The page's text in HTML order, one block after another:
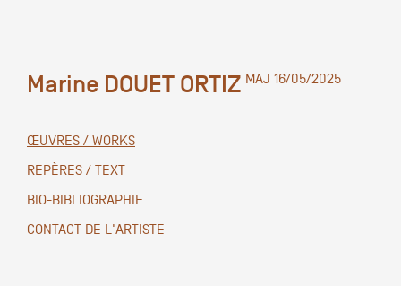
Équipe
Marine DOUET ORTIZ MAJ 16/05/2025
ŒUVRES / WORKS
REPÈRES / TEXT
BIO-BIBLIOGRAPHIE
CONTACT DE L'ARTISTE